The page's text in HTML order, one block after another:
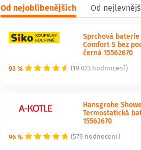
Od nejoblíbenějších Od
93 % (19 023 hodnocení)
Sprchová
Comfort S bez
černá 15562670
96 % (579 hodnocení)
Hansgrohe
Termostatická
15562670